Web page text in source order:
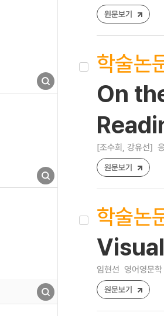
원문보기
학술논
On
[조수희, 강유선]
원문보기
학술논
임현선 영어영문
원문보기